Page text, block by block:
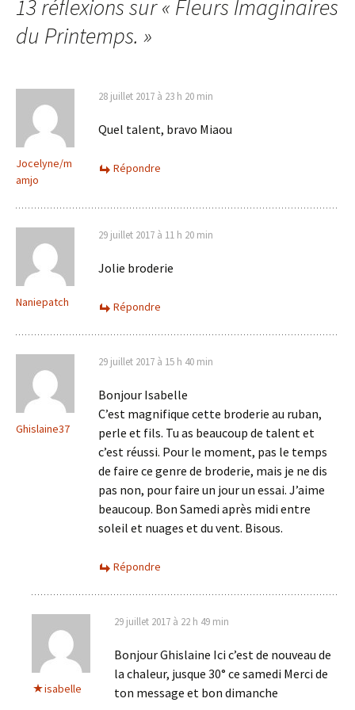
13 réflexions sur « Fleurs Imaginaires
du Printemps. »
Jocelyne/m
amjo
28 juillet 2017 à 23 h 20 min
Quel talent, bravo Miaou
Répondre
Naniepatch
29 juillet 2017 à 11 h 20 min
Jolie broderie
Répondre
Ghislaine37
29 juillet 2017 à 15 h 40 min
Bonjour Isabelle
C’est magnifique cette broderie au ruban,
perle et fils. Tu as beaucoup de talent et
c’est réussi. Pour le moment, pas le temps
de faire ce genre de broderie, mais je ne dis
pas non, pour faire un jour un essai. J’aime
beaucoup. Bon Samedi après midi entre
soleil et nuages et du vent. Bisous.
Répondre
isabelle
29 juillet 2017 à 22 h 49 min
Bonjour Ghislaine Ici c’est de nouveau de
la chaleur, jusque 30° ce samedi Merci de
ton message et bon dimanche